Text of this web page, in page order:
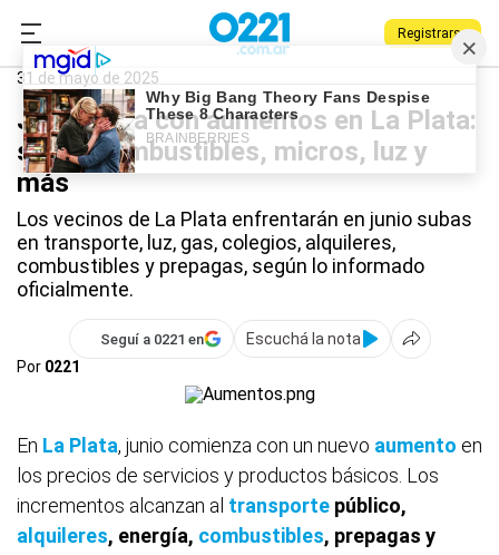
Registrarse
0221.com.ar
La Plata
31 de mayo de 2025
Junio llega con aumentos en La Plata:
suben combustibles, micros, luz y
más
Los vecinos de La Plata enfrentarán en junio subas
en transporte, luz, gas, colegios, alquileres,
combustibles y prepagas, según lo informado
oficialmente.
Seguí a 0221 en
Escuchá la nota
Por 0221
En La Plata, junio comienza con un nuevo aumento en
los precios de servicios y productos básicos. Los
incrementos alcanzan al transporte público,
alquileres, energía, combustibles, prepagas y